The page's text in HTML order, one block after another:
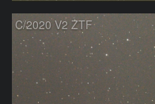
C/2020 V2 ZTF